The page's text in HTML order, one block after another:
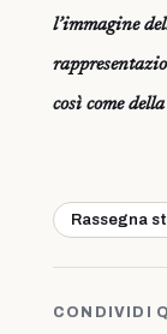
l’immagine
così come
Rassegna
CONDIVIDI